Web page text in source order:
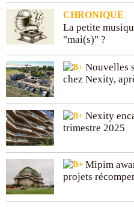
CHRONIQUE
La petite
"mai(s)" ?
Nouvelles
chez Nexity,
Nexity
trimestre 2025
Mipim
projets